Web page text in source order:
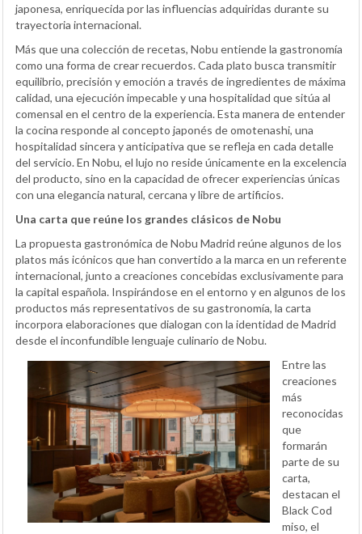
japonesa, enriquecida por las influencias adquiridas durante su
trayectoria internacional.
Más que una colección de recetas, Nobu entiende la gastronomía
como una forma de crear recuerdos. Cada plato busca transmitir
equilibrio, precisión y emoción a través de ingredientes de máxima
calidad, una ejecución impecable y una hospitalidad que sitúa al
comensal en el centro de la experiencia. Esta manera de entender
la cocina responde al concepto japonés de omotenashi, una
hospitalidad sincera y anticipativa que se refleja en cada detalle
del servicio. En Nobu, el lujo no reside únicamente en la excelencia
del producto, sino en la capacidad de ofrecer experiencias únicas
con una elegancia natural, cercana y libre de artificios.
Una carta que reúne los grandes clásicos de Nobu
La propuesta gastronómica de Nobu Madrid reúne algunos de los
platos más icónicos que han convertido a la marca en un referente
internacional, junto a creaciones concebidas exclusivamente para
la capital española. Inspirándose en el entorno y en algunos de los
productos más representativos de su gastronomía, la carta
incorpora elaboraciones que dialogan con la identidad de Madrid
desde el inconfundible lenguaje culinario de Nobu.
Entre las
creaciones
más
reconocidas
que
formarán
parte de su
carta,
destacan el
Black Cod
miso, el